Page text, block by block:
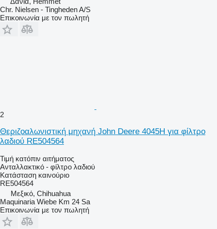
Chr. Nielsen - Tingheden A/S
Επικοινωνία με τον πωλητή
2
Θεριζοαλωνιστική μηχανή John Deere 4045H για φίλτρο
λαδιού RE504564
Τιμή κατόπιν αιτήματος
Ανταλλακτικό - φίλτρο λαδιού
Κατάσταση καινούριο
RE504564
Μεξικό, Chihuahua
Maquinaria Wiebe Km 24 Sa
Επικοινωνία με τον πωλητή